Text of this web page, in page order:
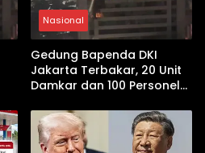
Nasional
Gedung Bapenda DKI
Jakarta Terbakar, 20 Unit
Damkar dan 100 Personel